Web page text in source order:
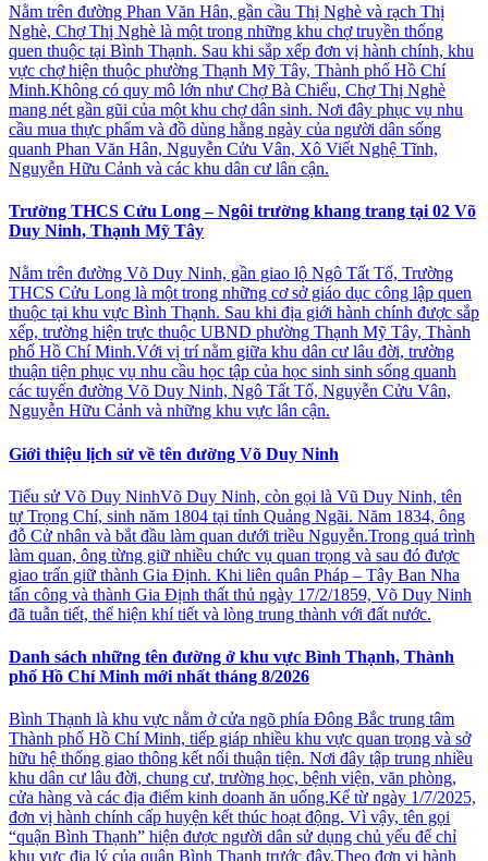
Nằm trên đường Phan Văn Hân, gần cầu Thị Nghè và rạch Thị
Nghè, Chợ Thị Nghè là một trong những khu chợ truyền thống
quen thuộc tại Bình Thạnh. Sau khi sắp xếp đơn vị hành chính, khu
vực chợ hiện thuộc phường Thạnh Mỹ Tây, Thành phố Hồ Chí
Minh.Không có quy mô lớn như Chợ Bà Chiểu, Chợ Thị Nghè
mang nét gần gũi của một khu chợ dân sinh. Nơi đây phục vụ nhu
cầu mua thực phẩm và đồ dùng hằng ngày của người dân sống
quanh Phan Văn Hân, Nguyễn Cửu Vân, Xô Viết Nghệ Tĩnh,
Nguyễn Hữu Cảnh và các khu dân cư lân cận.
Trường THCS Cửu Long – Ngôi trường khang trang tại 02 Võ
Duy Ninh, Thạnh Mỹ Tây
Nằm trên đường Võ Duy Ninh, gần giao lộ Ngô Tất Tố, Trường
THCS Cửu Long là một trong những cơ sở giáo dục công lập quen
thuộc tại khu vực Bình Thạnh. Sau khi địa giới hành chính được sắp
xếp, trường hiện trực thuộc UBND phường Thạnh Mỹ Tây, Thành
phố Hồ Chí Minh.Với vị trí nằm giữa khu dân cư lâu đời, trường
thuận tiện phục vụ nhu cầu học tập của học sinh sinh sống quanh
các tuyến đường Võ Duy Ninh, Ngô Tất Tố, Nguyễn Cửu Vân,
Nguyễn Hữu Cảnh và những khu vực lân cận.
Giới thiệu lịch sử về tên đường Võ Duy Ninh
Tiểu sử Võ Duy NinhVõ Duy Ninh, còn gọi là Vũ Duy Ninh, tên
tự Trọng Chí, sinh năm 1804 tại tỉnh Quảng Ngãi. Năm 1834, ông
đỗ Cử nhân và bắt đầu làm quan dưới triều Nguyễn.Trong quá trình
làm quan, ông từng giữ nhiều chức vụ quan trọng và sau đó được
giao trấn giữ thành Gia Định. Khi liên quân Pháp – Tây Ban Nha
tấn công và thành Gia Định thất thủ ngày 17/2/1859, Võ Duy Ninh
đã tuẫn tiết, thể hiện khí tiết và lòng trung thành với đất nước.
Danh sách những tên đường ở khu vực Bình Thạnh, Thành
phố Hồ Chí Minh mới nhất tháng 8/2026
Bình Thạnh là khu vực nằm ở cửa ngõ phía Đông Bắc trung tâm
Thành phố Hồ Chí Minh, tiếp giáp nhiều khu vực quan trọng và sở
hữu hệ thống giao thông kết nối thuận tiện. Nơi đây tập trung nhiều
khu dân cư lâu đời, chung cư, trường học, bệnh viện, văn phòng,
cửa hàng và các địa điểm kinh doanh ăn uống.Kể từ ngày 1/7/2025,
đơn vị hành chính cấp huyện kết thúc hoạt động. Vì vậy, tên gọi
“quận Bình Thạnh” hiện được người dân sử dụng chủ yếu để chỉ
khu vực địa lý của quận Bình Thạnh trước đây.Theo đơn vị hành